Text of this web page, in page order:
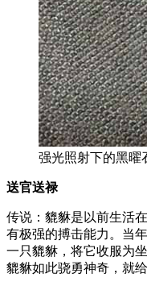
强光照射下的黑曜
送官送禄
传说：貔貅是以前生活
有极强的搏击能力。当
一只貔貅，将它收服为
貔貅如此骁勇神奇，就